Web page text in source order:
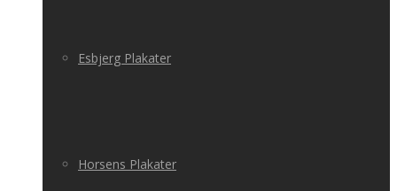
Esbjerg Plakater
Horsens Plakater